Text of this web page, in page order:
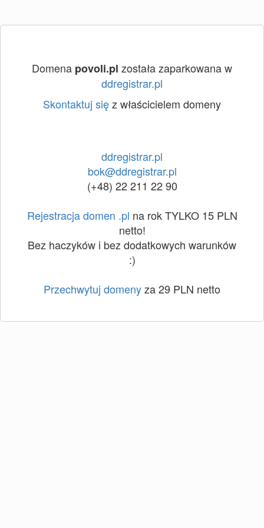
Domena povoli.pl została zaparkowana w
ddregistrar.pl
Skontaktuj sięz właścicielem domeny
ddregistrar.pl
bok@ddregistrar.pl
(+48) 22 211 22 90
Rejestracja domen .pl na rok TYLKO 15 PLN
netto!
Bez haczyków i bez dodatkowych warunków
:)
Przechwytuj domenyza 29 PLN netto